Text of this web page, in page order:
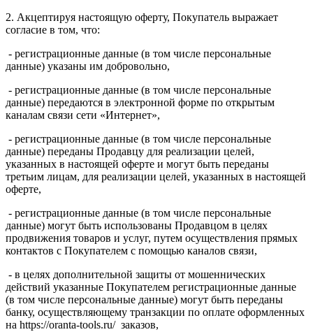
2. Акцептируя настоящую оферту, Покупатель выражает
согласие в том, что:
- регистрационные данные (в том числе персональные
данные) указаны им добровольно,
- регистрационные данные (в том числе персональные
данные) передаются в электронной форме по открытым
каналам связи сети «Интернет»,
- регистрационные данные (в том числе персональные
данные) переданы Продавцу для реализации целей,
указанных в настоящей оферте и могут быть переданы
третьим лицам, для реализации целей, указанных в настоящей
оферте,
- регистрационные данные (в том числе персональные
данные) могут быть использованы Продавцом в целях
продвижения товаров и услуг, путем осуществления прямых
контактов с Покупателем с помощью каналов связи,
- в целях дополнительной защиты от мошеннических
действий указанные Покупателем регистрационные данные
(в том числе персональные данные) могут быть переданы
банку, осуществляющему транзакции по оплате оформленных
на https://oranta-tools.ru/ заказов,